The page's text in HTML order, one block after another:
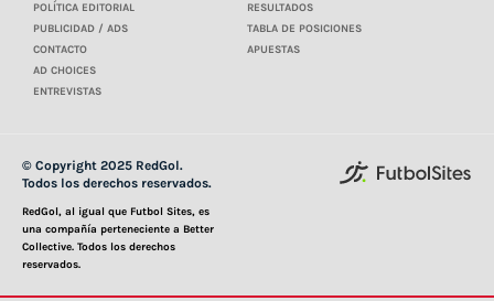
POLÍTICA EDITORIAL
PUBLICIDAD / ADS
CONTACTO
AD CHOICES
ENTREVISTAS
RESULTADOS
TABLA DE POSICIONES
APUESTAS
© Copyright 2025 RedGol.
Todos los derechos reservados.
RedGol, al igual que Futbol Sites, es
una compañía perteneciente a Better
Collective. Todos los derechos
reservados.